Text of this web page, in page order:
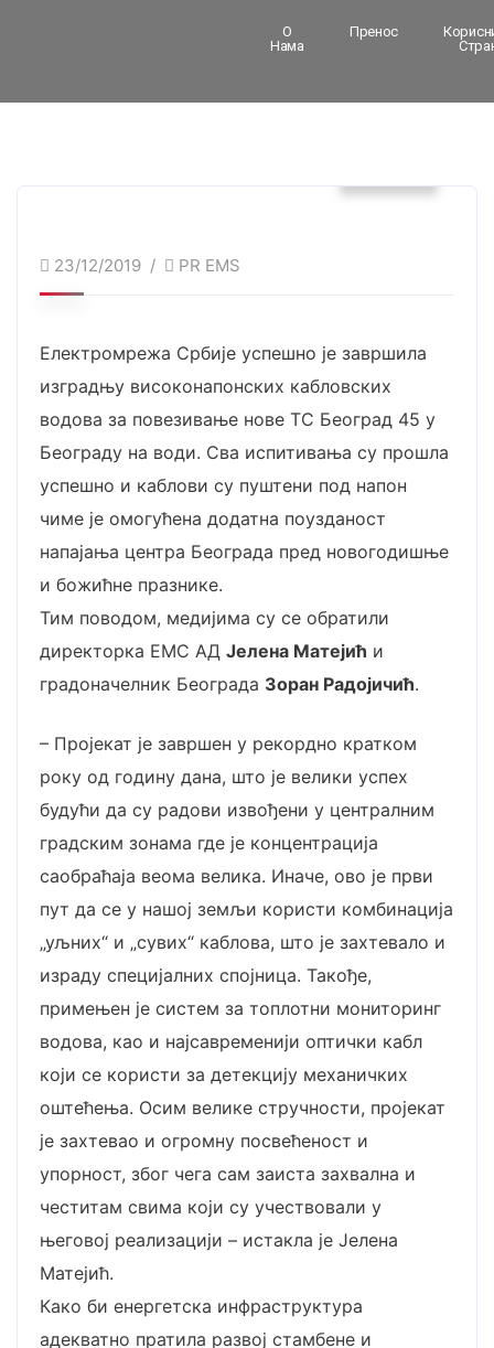
О
Нама
Пренос
23/12/2019 PR EMS
Електромрежа Србије успешно је завршила
изградњу високонапонских кабловских
водова за повезивање нове ТС Београд 45 у
Београду на води. Сва испитивања су прошла
успешно и каблови су пуштени под напон
чиме је омогућена додатна поузданост
напајања центра Београда пред новогодишње
и божићне празнике.
Тим поводом, медијима су се обратили
директорка ЕМС АД Јелена Матејић и
градоначелник Београда Зоран Радојичић.
– Пројекат је завршен у рекордно кратком
року од годину дана, што је велики успех
будући да су радови извођени у централним
градским зонама где је концентрација
саобраћаја веома велика. Иначе, ово је први
пут да се у нашој земљи користи комбинација
„уљних“ и „сувих“ каблова, што је захтевало и
израду специјалних спојница. Такође,
примењен је систем за топлотни мониторинг
водова, као и најсавременији оптички кабл
који се користи за детекцију механичких
оштећења. Осим велике стручности, пројекат
је захтевао и огромну посвећеност и
упорност, због чега сам заиста захвална и
честитам свима који су учествовали у
његовој реализацији – истакла је Јелена
Матејић.
Како би енергетска инфраструктура
адекватно пратила развој стамбене и